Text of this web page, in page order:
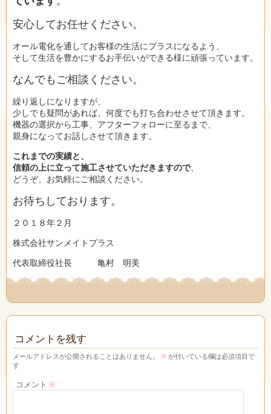
安心してお任せください。
オール電化を通してお客様の生活にプラスになるよう、
そして生活を豊かにするお手伝いができる様に頑張っています。
なんでもご相談ください。
繰り返しになりますが、
少しでも疑問があれば、何度でも打ち合わせさせて頂きます。
機器の選択から工事、アフターフォローに至るまで、
親身になってお話しさせて頂きます。
これまでの実績と、
信頼の上に立って施工させていただきますので、
どうぞ、お気軽にご相談ください。
お待ちしております。
２０１８年２月
株式会社サンメイトプラス
代表取締役社長 亀村 明美
コメントを残す
メールアドレスが公開されることはありません。 ※ が付いている欄は必須項目で
す
コメント ※